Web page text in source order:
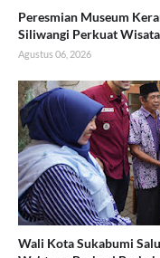
Peresmian Museum
Siliwangi Perkuat
Agustus 06, 2026
Wali Kota Sukabumi